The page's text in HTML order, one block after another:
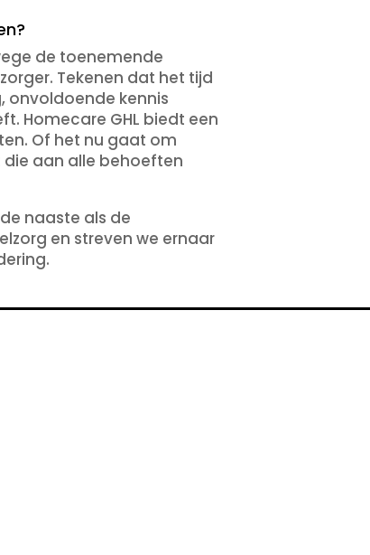
de toenemende
Tekenen dat het tijd
onvoldoende kennis
Homecare GHL biedt een
Of het nu gaat om
aan alle behoeften
naaste als de
en streven we ernaar